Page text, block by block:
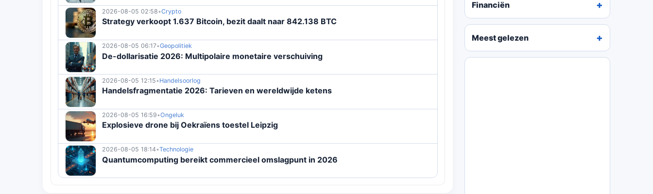
2026-08-05 02:58•Crypto
Strategy verkoopt 1.637 Bitcoin, bezit daalt naar 842.138 BTC
2026-08-05 06:17•Geopolitiek
De-dollarisatie 2026: Multipolaire monetaire verschuiving
2026-08-05 12:15•Handelsoorlog
Handelsfragmentatie 2026: Tarieven en wereldwijde ketens
2026-08-05 16:59•Ongeluk
Explosieve drone bij Oekraïens toestel Leipzig
2026-08-05 18:14•Technologie
Quantumcomputing bereikt commercieel omslagpunt in 2026
Financiën
Meest gelezen